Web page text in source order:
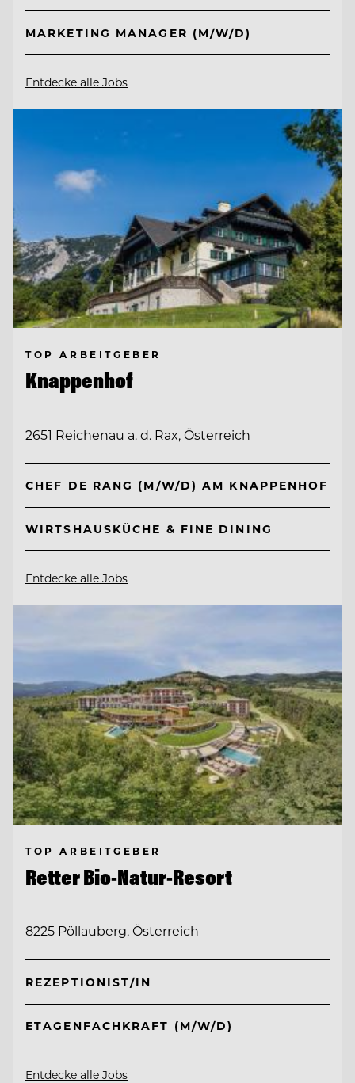
MARKETING MANAGER (M/W/D)
Entdecke alle Jobs
TOP ARBEITGEBER
Knappenhof
2651 Reichenau a. d. Rax, Österreich
CHEF DE RANG (M/W/D) AM KNAPPENHOF
WIRTSHAUSKÜCHE & FINE DINING
Entdecke alle Jobs
TOP ARBEITGEBER
Retter Bio-Natur-Resort
8225 Pöllauberg, Österreich
REZEPTIONIST/IN
ETAGENFACHKRAFT (M/W/D)
Entdecke alle Jobs